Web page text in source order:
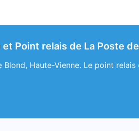
Point relais de La Poste
Haute-Vienne. Le point